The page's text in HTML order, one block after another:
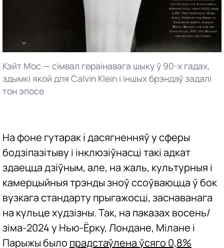
Кэйт Мос — сімвал гераінавага шыку ў 90-х гадах,
здымкі якой для Calvin Klein і іншых брэндаў задалі
тон эпосе
На фоне гутарак і дасягненняў у сферы
бодзіпазітыву і інклюзіўнасці такі адкат
здаецца дзіўным, але, на жаль, культурныя і
камерцыйныя трэнды зноў ссоўваюцца ў бок
вузкага стандарту прыгажосці, заснаванага
на кульце худзізны. Так, на паказах восень/
зіма-2024 у Нью-Ёрку, Лондане, Мілане і
Парыжы было прадстаўлена ўсяго 0,8%